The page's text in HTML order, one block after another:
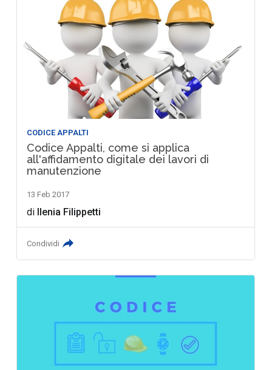
CODICE APPALTI
Codice Appalti, come si applica
all'affidamento digitale dei lavori di
manutenzione
13 Feb 2017
di Ilenia Filippetti
Condividi